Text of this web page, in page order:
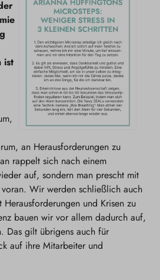
ist
an Herausforderungen zu
rappelt sich nach einem
auf, sondern man prescht mit
Wir werden schließlich auch
und Krisen zu
bauen wir vor allem dadurch auf,
Das gilt übrigens auch für
auf ihre Mitarbeiter und